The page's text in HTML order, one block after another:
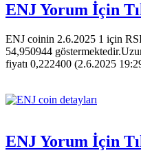
ENJ Yorum İçin
ENJ coinin 2.6.2025 1 için
54,950944
fiyatı 0,222400 (2.6.2025
ENJ Yorum İçin